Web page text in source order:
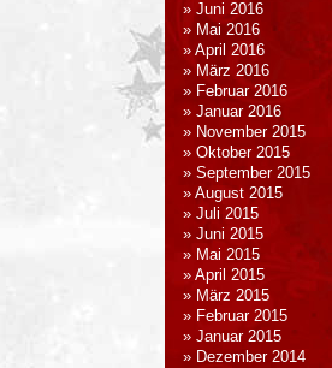
Juni 2016
Mai 2016
April 2016
März 2016
Februar 2016
Januar 2016
November 2015
Oktober 2015
September 2015
August 2015
Juli 2015
Juni 2015
Mai 2015
April 2015
März 2015
Februar 2015
Januar 2015
Dezember 2014